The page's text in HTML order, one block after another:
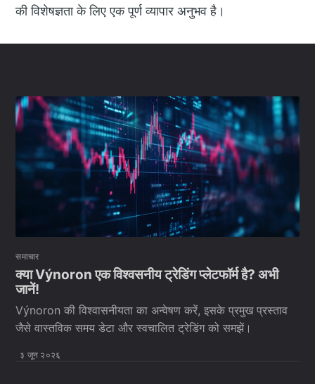
की विशेषज्ञता के लिए एक पूर्ण व्यापार अनुभव है।
समाचार
क्या Výnoron एक विश्वसनीय ट्रेडिंग प्लेटफॉर्म है? अभी
जानें!
Výnoron की विश्वासनीयता का अन्वेषण करें, इसके प्रमुख प्रस्ताव
जैसे वास्तविक समय डेटा और स्वचालित ट्रेडिंग को समझें।
३ जून २०२६